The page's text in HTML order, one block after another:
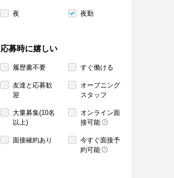
夜 夜勤
応募時に嬉しい
履歴書不要 すぐ働ける
友達と応募歓
迎
オープニング
スタッフ
大量募集(10名
以上)
オンライン面
接可能
面接確約あり
今すぐ面接予
約可能